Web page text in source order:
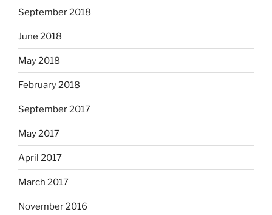
September 2018
June 2018
May 2018
February 2018
September 2017
May 2017
April 2017
March 2017
November 2016